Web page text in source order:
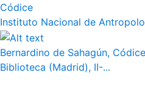
Códice
Instituto Nacional de
Bernardino de Sahagún,
Biblioteca (Madrid), II-...